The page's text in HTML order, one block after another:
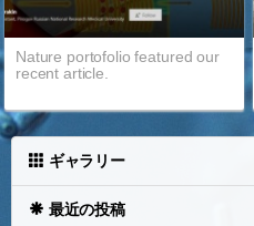
Nature portofolio featured our
recent article.
ギャラリー
最近の投稿